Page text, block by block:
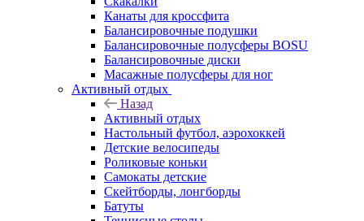
Канаты для кроссфита
Балансировочные подушки
Балансировочные полусферы BOSU
Балансировочные диски
Масажные полусферы для ног
Активный отдых
Назад
Активный отдых
Настольный футбол, аэрохоккей
Детские велосипеды
Роликовые коньки
Самокаты детские
Скейтборды, лонгборды
Батуты